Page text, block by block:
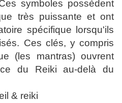
symboles possèdent
très puissante et ont
spécifique lorsqu'ils
Ces clés, y compris
(les mantras) ouvrent
du Reiki au-delà du